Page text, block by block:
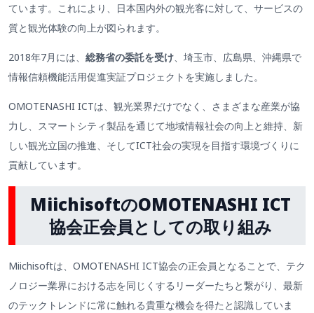
ています。これにより、日本国内外の観光客に対して、サービスの
質と観光体験の向上が図られます。
2018年7月には、 総務省の委託を受け、埼玉市、広島県、沖縄県で
情報信頼機能活用促進実証プロジェクトを実施しました。
OMOTENASHI ICTは、観光業界だけでなく、さまざまな産業が協
力し、スマートシティ製品を通じて地域情報社会の向上と維持、新
しい観光立国の推進、そしてICT社会の実現を目指す環境づくりに
貢献しています。
MiichisoftのOMOTENASHI ICT
協会正会員としての取り組み
Miichisoftは、OMOTENASHI ICT協会の正会員となることで、テク
ノロジー業界における志を同じくするリーダーたちと繋がり、最新
のテックトレンドに常に触れる貴重な機会を得たと認識していま